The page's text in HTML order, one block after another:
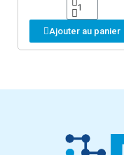
Ajouter au panier